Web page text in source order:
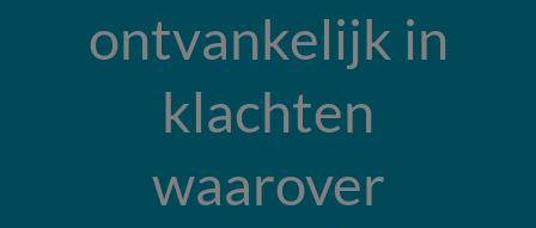
ontvankelijk in
klachten
waarover